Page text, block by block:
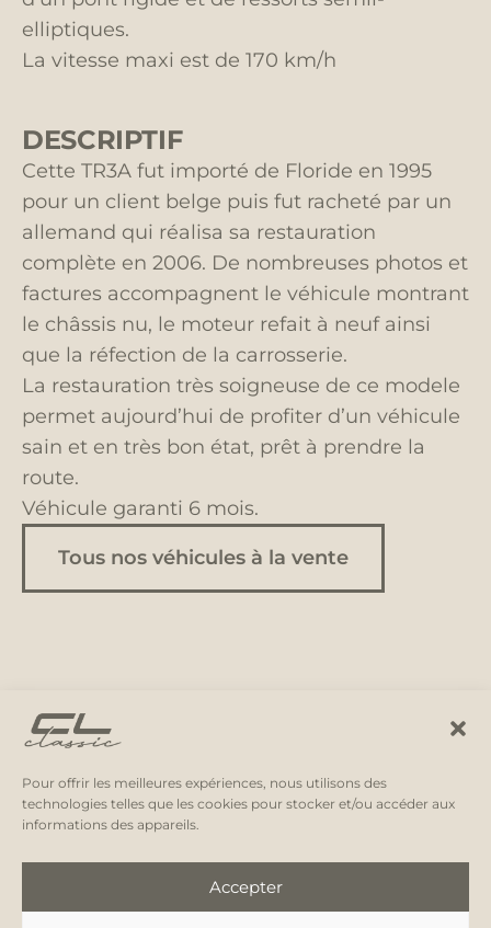
Pour offrir les meilleures expériences, nous utilisons des
technologies telles que les cookies pour stocker et/ou accéder aux
informations des appareils.
Accepter
elliptiques.
La vitesse maxi est de 170 km/h
DESCRIPTIF
Cette TR3A fut importé de Floride en 1995
pour un client belge puis fut racheté par un
allemand qui réalisa sa restauration
complète en 2006. De nombreuses photos et
factures accompagnent le véhicule montrant
le châssis nu, le moteur refait à neuf ainsi
que la réfection de la carrosserie.
La restauration très soigneuse de ce modele
permet aujourd’hui de profiter d’un véhicule
sain et en très bon état, prêt à prendre la
route.
Véhicule garanti 6 mois.
Tous nos véhicules à la vente